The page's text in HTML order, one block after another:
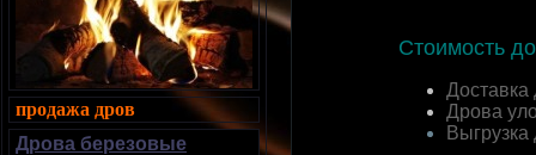
Стоимость
Доставка
Дрова
продажа дров
Дрова березовые